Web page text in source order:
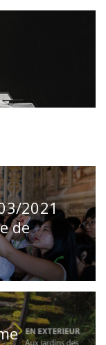
2021
de